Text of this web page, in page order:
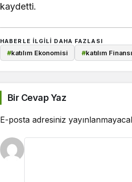
kaydetti.
HABERLE ILGILI DAHA FAZLASI
#katılım Ekonomisi #katılım Finansı
Bir Cevap Yaz
E-posta adresiniz